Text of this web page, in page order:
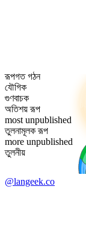
রূপগত গঠন
যৌগিক
গুণবাচক
অতিশয় রূপ
most unpublished
তুলনামূলক রূপ
more unpublished
তুলনীয়
@langeek.co